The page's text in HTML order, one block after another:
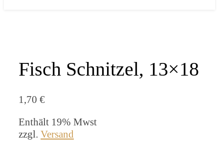
Fisch Schnitzel, 13×18
1,70 €
Enthält 19% Mwst
zzgl. Versand